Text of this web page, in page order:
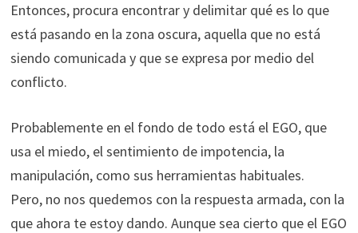
Entonces, procura encontrar y delimitar qué es lo que
está pasando en la zona oscura, aquella que no está
siendo comunicada y que se expresa por medio del
conflicto.
Probablemente en el fondo de todo está el EGO, que
usa el miedo, el sentimiento de impotencia, la
manipulación, como sus herramientas habituales.
Pero, no nos quedemos con la respuesta armada, con la
que ahora te estoy dando. Aunque sea cierto que el EGO